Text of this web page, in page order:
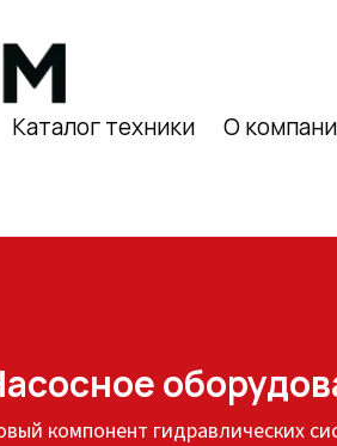
Каталог техники О
компонент гидравлических